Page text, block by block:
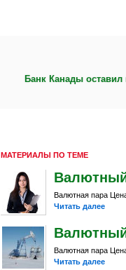
Банк Канады оставил
МАТЕРИАЛЫ ПО ТЕМЕ
Валютный
Валютная пара
Читать далее
Валютный
Валютная пара
Читать далее